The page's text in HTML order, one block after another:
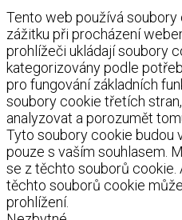
Tento web používá
zážitku při procházení
prohlížeči ukládají soubory
kategorizovány podle
pro fungování základních
soubory cookie třetích
analyzovat a porozumět
Tyto soubory cookie budou
pouze s vaším souhlasem.
se z těchto souborů cookie.
těchto souborů cookie
prohlížení.